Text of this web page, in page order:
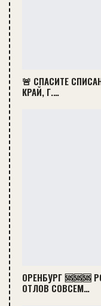
🚨 СПАСИТЕ
КРАЙ, Г.…
ОРЕНБУРГ 🆘🆘🆘
ОТЛОВ СОВСЕМ…